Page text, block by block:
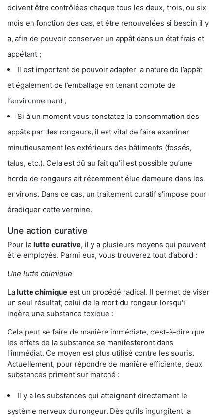
doivent être contrôlées chaque tous les deux, trois, ou six
mois en fonction des cas, et être renouvelées si besoin il y
a, afin de pouvoir conserver un appât dans un état frais et
appétant ;
Il est important de pouvoir adapter la nature de l’appât
et également de l’emballage en tenant compte de
l’environnement ;
Si à un moment vous constatez la consommation des
appâts par des rongeurs, il est vital de faire examiner
minutieusement les extérieurs des bâtiments (fossés,
talus, etc.). Cela est dû au fait qu’il est possible qu’une
horde de rongeurs ait récemment élue demeure dans les
environs. Dans ce cas, un traitement curatif s’impose pour
éradiquer cette vermine.
Une action curative
Pour la lutte curative, il y a plusieurs moyens qui peuvent
être employés. Parmi eux, vous trouverez tout d’abord :
Une lutte chimique
La lutte chimique est un procédé radical. Il permet de viser
un seul résultat, celui de la mort du rongeur lorsqu'il
ingère une substance toxique :
Cela peut se faire de manière immédiate, c’est-à-dire que
les effets de la substance se manifesteront dans
l'immédiat. Ce moyen est plus utilisé contre les souris.
Actuellement, pour répondre de manière efficiente, deux
substances priment sur marché :
Il y a les substances qui atteignent directement le
système nerveux du rongeur. Dès qu’ils ingurgitent la